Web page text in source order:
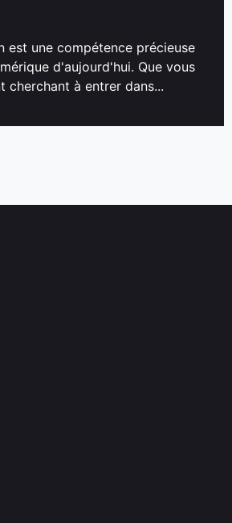
est une compétence précieuse
d'aujourd'hui. Que vous
cherchant à entrer dans...